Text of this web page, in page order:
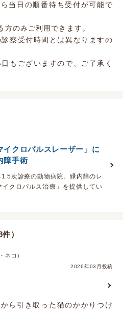
当日の順番待ち受付が可能で
のみご利用できます。
察受付時間とは異なりますの
もございますので、ご了承く
イクロパルスレーザー」に
障手術
次診療の動物病院。緑内障のレ
イクロパルス治療」を提供してい
）
ネコ）
2026年03月投稿
ら引き取った猫のかかりつけ